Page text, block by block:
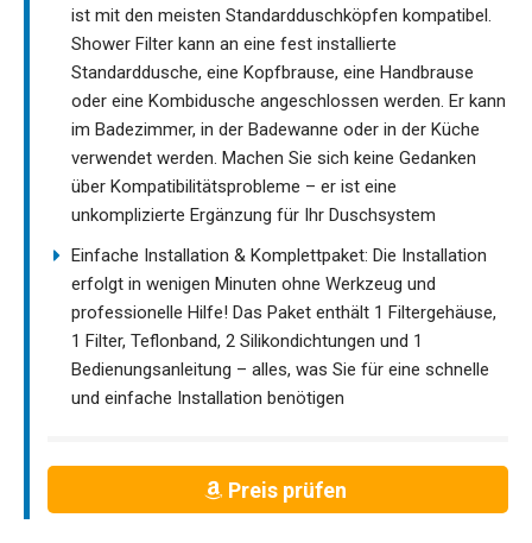
ist mit den meisten Standardduschköpfen kompatibel.
Shower Filter kann an eine fest installierte
Standarddusche, eine Kopfbrause, eine Handbrause
oder eine Kombidusche angeschlossen werden. Er kann
im Badezimmer, in der Badewanne oder in der Küche
verwendet werden. Machen Sie sich keine Gedanken
über Kompatibilitätsprobleme – er ist eine
unkomplizierte Ergänzung für Ihr Duschsystem
Einfache Installation & Komplettpaket: Die Installation
erfolgt in wenigen Minuten ohne Werkzeug und
professionelle Hilfe! Das Paket enthält 1 Filtergehäuse,
1 Filter, Teflonband, 2 Silikondichtungen und 1
Bedienungsanleitung – alles, was Sie für eine schnelle
und einfache Installation benötigen
Preis prüfen